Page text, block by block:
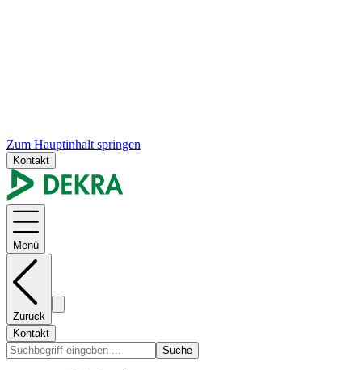
Zum Hauptinhalt springen
Kontakt
Menü
Zurück
Kontakt
Suche